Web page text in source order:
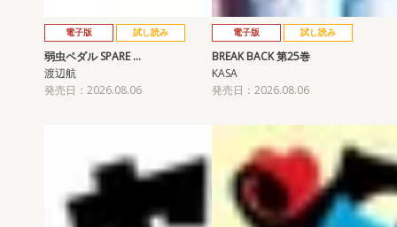
電子版 試し読み
弱虫ペダル SPARE …
渡辺航
発売日：2026.08.06
電子版 試し読み
BREAK BACK 第25巻
KASA
発売日：2026.08.06